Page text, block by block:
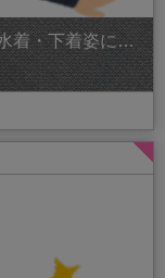
着・下着姿に…